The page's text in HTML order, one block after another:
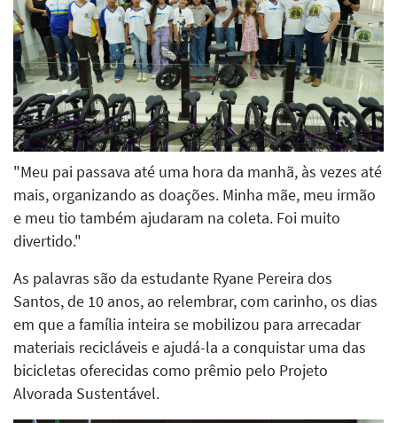
"Meu pai passava até uma hora da manhã, às vezes até
mais, organizando as doações. Minha mãe, meu irmão
e meu tio também ajudaram na coleta. Foi muito
divertido."
As palavras são da estudante Ryane Pereira dos
Santos, de 10 anos, ao relembrar, com carinho, os dias
em que a família inteira se mobilizou para arrecadar
materiais recicláveis e ajudá-la a conquistar uma das
bicicletas oferecidas como prêmio pelo Projeto
Alvorada Sustentável.